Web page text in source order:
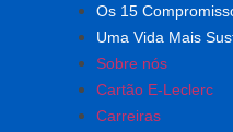
Os 15
Uma Vida Mais
Sobre nós
Cartão E-Leclerc
Carreiras